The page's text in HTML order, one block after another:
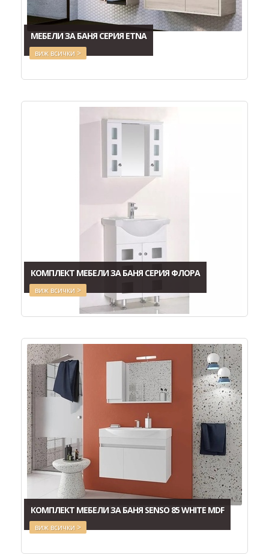
МЕБЕЛИ ЗА БАНЯ СЕРИЯ ETNA
виж всички >
КОМПЛЕКТ МЕБЕЛИ ЗА БАНЯ СЕРИЯ ФЛОРА
виж всички >
КОМПЛЕКТ МЕБЕЛИ ЗА БАНЯ SENSO 85 WHITE MDF
виж всички >